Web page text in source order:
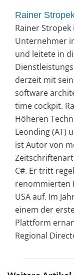
Rainer
Rainer Stropek
Unternehmer
und leitete in
derzeit mit
software
time cockpit.
Höheren
Leonding (AT)
ist Autor von
C#. Er tritt
renommierten
USA auf. Im
einem der
Plattform
Regional